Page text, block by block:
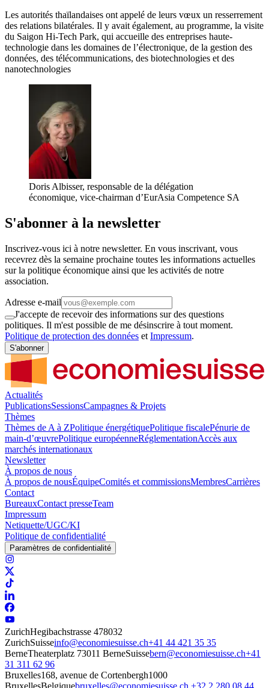
Les autorités thaïlandaises ont appelé de leurs vœux un resserrement
des relations bilatérales. Il y avait également, au programme, la visite
du Saigon Hi-Tech Park, qui accueille des entreprises haute-
technologie dans les domaines de l’électronique, de la gestion des
données, des télécommunications, des biotechnologies et des
nanotechnologies
Doris Albisser, responsable de la délégation
économique, vice-chairman d’EurAsia Competence SA
S'abonner à la newsletter
Inscrivez-vous ici à notre newsletter. En vous inscrivant, vous
recevrez dès la semaine prochaine toutes les informations actuelles
sur la politique économique ainsi que les activités de notre
association.
Adresse e-mail
J'accepte de recevoir des informations sur des questions
politiques. Il m'est possible de me désinscrire à tout moment.
Politique de protection des données et Impressum.
S'abonner
Actualités
PublicationsSessionsCampagnes & Projets
Thèmes
Thèmes de A à ZPolitique énergétiquePolitique fiscalePénurie de
main-d’œuvrePolitique européenneRéglementationAccès aux
marchés internationaux
Newsletter
À propos de nous
À propos de nousÉquipeComités et commissionsMembresCarrières
Contact
BureauxContact presseTeam
Impressum
Netiquette/UGC/KI
Politique de confidentialité
Paramètres de confidentialité
ZurichHegibachstrasse 478032
ZurichSuisseinfo@economiesuisse.ch+41 44 421 35 35
BerneTheaterplatz 73011 BerneSuissebern@economiesuisse.ch+41
31 311 62 96
Bruxelles168, avenue de Cortenbergh1000
BruxellesBelgiquebruxelles@economiesuisse.ch +32 2 280 08 44